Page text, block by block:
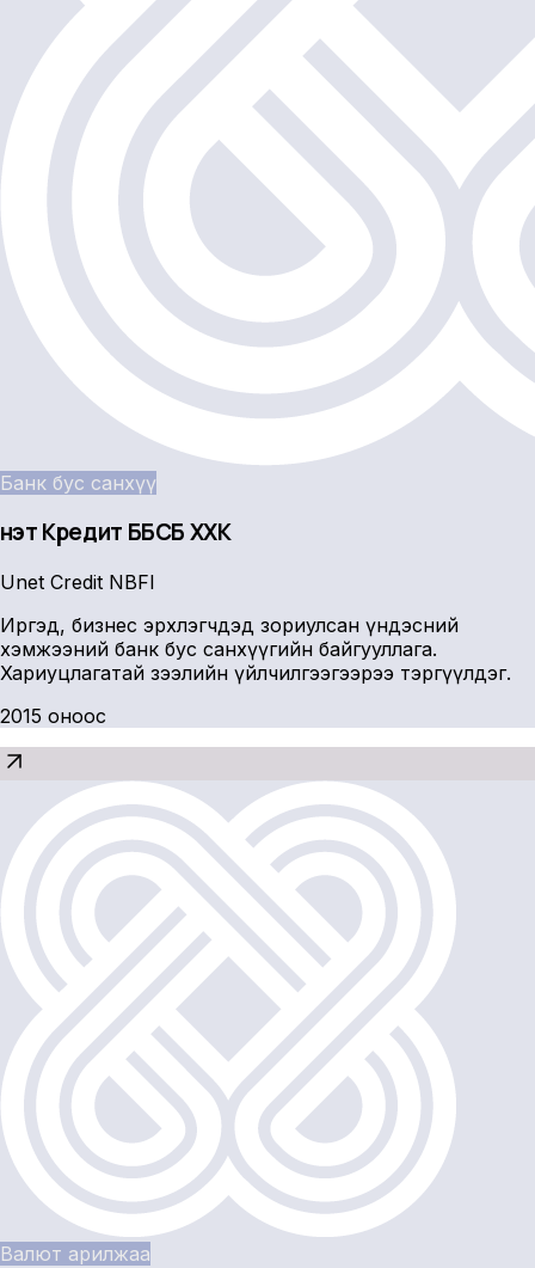
Банк бус санхүү
Үнэт Кредит ББСБ ХХК
Unet Credit NBFI
Иргэд, бизнес эрхлэгчдэд зориулсан үндэсний
хэмжээний банк бус санхүүгийн байгууллага.
Хариуцлагатай зээлийн үйлчилгээгээрээ тэргүүлдэг.
2015 оноос
Валют арилжаа